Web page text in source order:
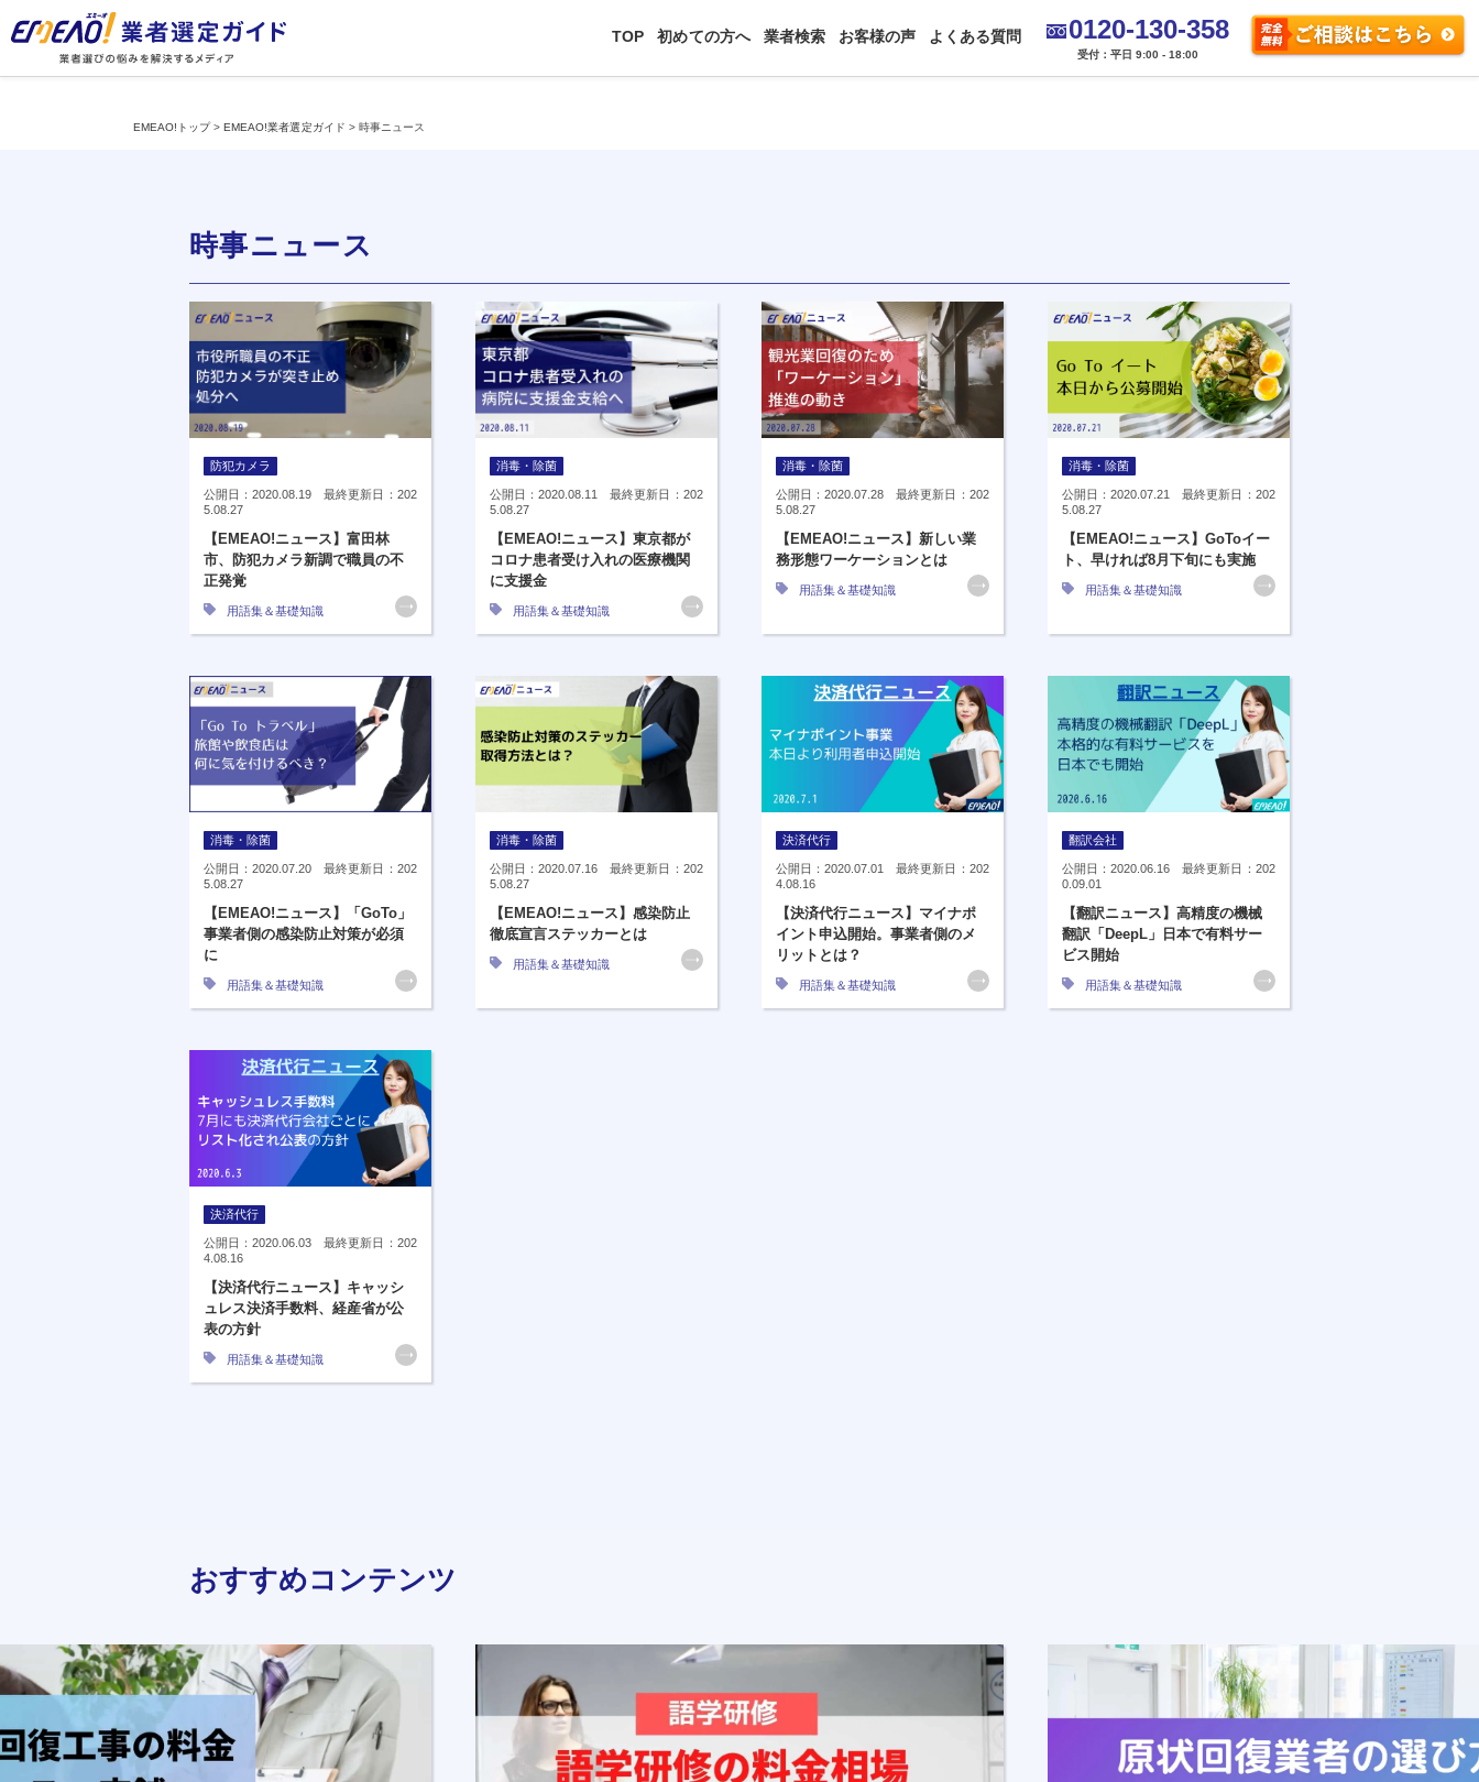
TOP 初めての方へ 業者検索 お客様の声 よくある質問 0120-130-358
受付：平日 9:00 - 18:00
EMEAO!トップ >EMEAO!業者選定ガイド > 時事ニュース
時事ニュース
防犯カメラ
公開日：2020.08.19 最終更新日：202
5.08.27
【EMEAO!ニュース】富田林
市、防犯カメラ新調で職員の不
正発覚
用語集＆基礎知識
消毒・除菌
公開日：2020.08.11 最終更新日：202
5.08.27
【EMEAO!ニュース】東京都が
コロナ患者受け入れの医療機関
に支援金
用語集＆基礎知識
消毒・除菌
公開日：2020.07.28 最終更新日：202
5.08.27
【EMEAO!ニュース】新しい業
務形態ワーケーションとは
用語集＆基礎知識
消毒・除菌
公開日：2020.07.21 最終更新日：202
5.08.27
【EMEAO!ニュース】GoToイー
ト、早ければ8月下旬にも実施
用語集＆基礎知識
消毒・除菌
公開日：2020.07.20 最終更新日：202
5.08.27
【EMEAO!ニュース】「GoTo」
事業者側の感染防止対策が必須
に
用語集＆基礎知識
消毒・除菌
公開日：2020.07.16 最終更新日：202
5.08.27
【EMEAO!ニュース】感染防止
徹底宣言ステッカーとは
用語集＆基礎知識
決済代行
公開日：2020.07.01 最終更新日：202
4.08.16
【決済代行ニュース】マイナポ
イント申込開始。事業者側のメ
リットとは？
用語集＆基礎知識
翻訳会社
公開日：2020.06.16 最終更新日：202
0.09.01
【翻訳ニュース】高精度の機械
翻訳「DeepL」日本で有料サー
ビス開始
用語集＆基礎知識
決済代行
公開日：2020.06.03 最終更新日：202
4.08.16
【決済代行ニュース】キャッシ
ュレス決済手数料、経産省が公
表の方針
用語集＆基礎知識
おすすめコンテンツ